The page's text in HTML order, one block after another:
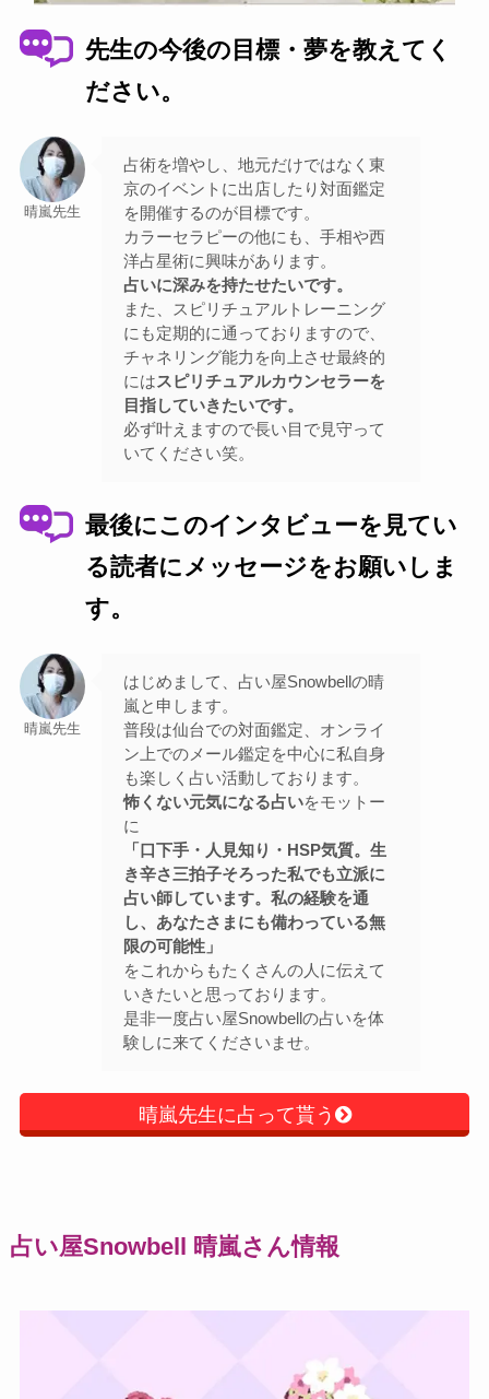
先生の今後の目標・夢を教えてく
ださい。
晴嵐先生
占術を増やし、地元だけではなく東
京のイベントに出店したり対面鑑定
を開催するのが目標です。
カラーセラピーの他にも、手相や西
洋占星術に興味があります。
占いに深みを持たせたいです。
また、スピリチュアルトレーニング
にも定期的に通っておりますので、
チャネリング能力を向上させ最終的
にはスピリチュアルカウンセラーを
目指していきたいです。
必ず叶えますので長い目で見守って
いてください笑。
最後にこのインタビューを見てい
る読者にメッセージをお願いしま
す。
晴嵐先生
はじめまして、占い屋Snowbellの晴
嵐と申します。
普段は仙台での対面鑑定、オンライ
ン上でのメール鑑定を中心に私自身
も楽しく占い活動しております。
怖くない元気になる占いをモットー
に
「口下手・人見知り・HSP気質。生
き辛さ三拍子そろった私でも立派に
占い師しています。私の経験を通
し、あなたさまにも備わっている無
限の可能性」
をこれからもたくさんの人に伝えて
いきたいと思っております。
是非一度占い屋Snowbellの占いを体
験しに来てくださいませ。
晴嵐先生に占って貰う
占い屋Snowbell 晴嵐さん情報